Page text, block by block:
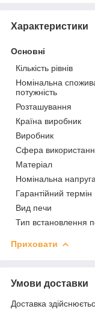
Характеристики
Основні
Кількість рівнів
Номінальна
потужність
Розташування
Країна виробник
Виробник
Сфера
Матеріал
Номінальна напруга
Гарантійний термін
Вид печи
Тип встановлення
Приховати
Умови доставки
Доставка